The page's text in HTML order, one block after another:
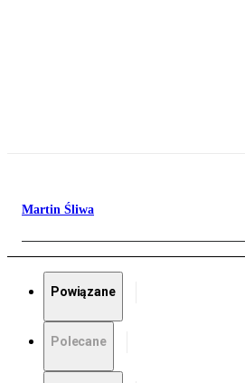
Martin Śliwa
Powiązane
Polecane